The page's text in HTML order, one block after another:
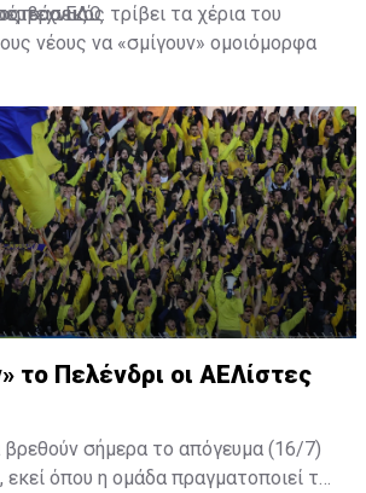
τεχνικός τρίβει τα χέρια του
νέους να «σμίγουν» ομοιόμορφα
ΕΔΩ.
το Πελένδρι οι ΑΕΛίστες
σήμερα το απόγευμα (16/7)
όπου η ομάδα πραγματοποιεί το